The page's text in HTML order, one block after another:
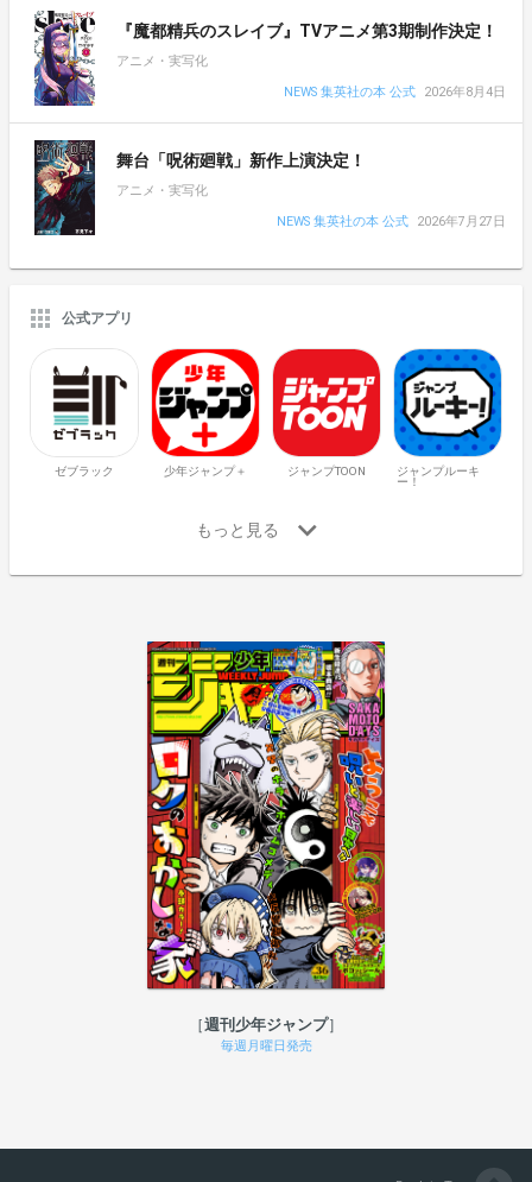
『魔都精兵のスレイブ』TVアニメ第3期制作決定！
アニメ・実写化
NEWS 集英社の本 公式
2026年8月4日
舞台「呪術廻戦」新作上演決定！
アニメ・実写化
NEWS 集英社の本 公式
2026年7月27日
公式アプリ
ゼブラック 少年ジャンプ＋ ジャンプTOON
ジャンプルーキ
ー！
週刊少年ジャンプ
毎週月曜日発売